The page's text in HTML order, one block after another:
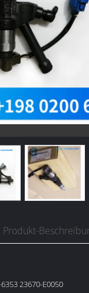
Produkt-
23670-E0050